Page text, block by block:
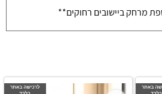
מרחק ביישובים רחוקים**